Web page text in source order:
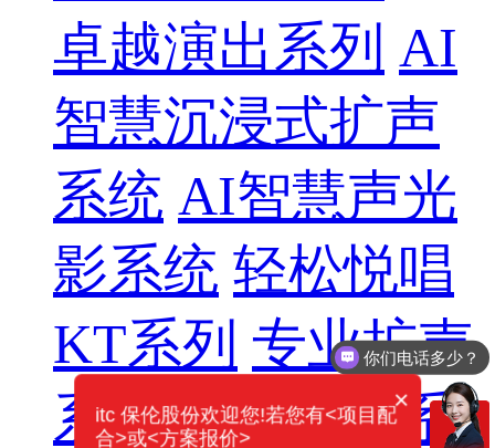
卓越演出系列 AI
智慧沉浸式扩声
系统 AI智慧声光
影系统 轻松悦唱
KT系列 专业扩声
系列 专业音箱系
你们电话多少？
×
itc 保伦股份欢迎您!若您有<项目配
合>或<方案报价>